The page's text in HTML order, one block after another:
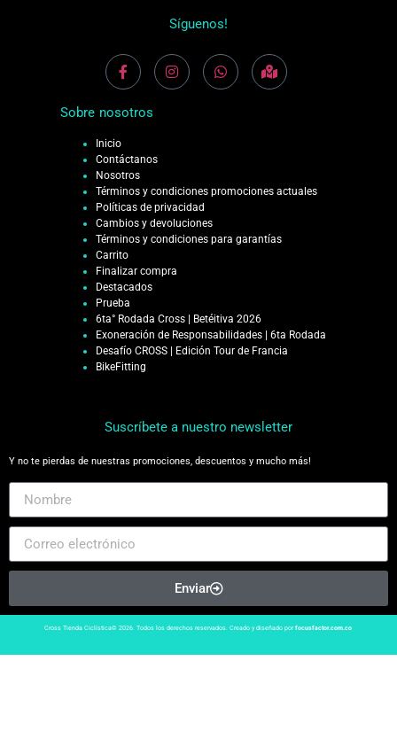
Síguenos!
Sobre nosotros
Inicio
Contáctanos
Nosotros
Términos y condiciones promociones actuales
Políticas de privacidad
Cambios y devoluciones
Términos y condiciones para garantías
Carrito
Finalizar compra
Destacados
Prueba
6ta° Rodada Cross | Betéitiva 2026
Exoneración de Responsabilidades | 6ta Rodada
Desafío CROSS | Edición Tour de Francia
BikeFitting
Suscríbete a nuestro newsletter
Y no te pierdas de nuestras promociones, descuentos y mucho más!
Enviar
Cross Tienda Ciclística© 2026. Todos los derechos reservados. Creado y diseñado porfocusfactor.com.co